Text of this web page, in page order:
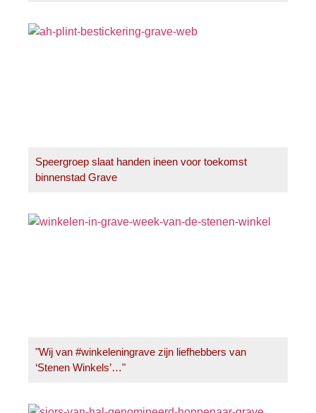
Speergroep slaat handen ineen voor toekomst
binnenstad Grave
"Wij van #winkeleningrave zijn liefhebbers van
‘Stenen Winkels’…"